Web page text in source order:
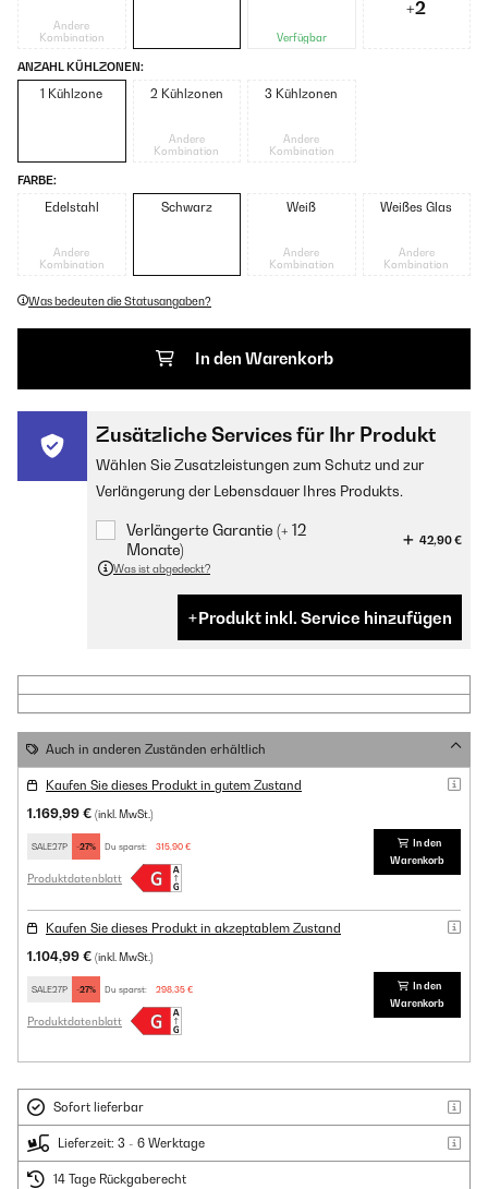
Andere
Kombination
Verfügbar
+2
ANZAHL KÜHLZONEN:
1 Kühlzone 2 Kühlzonen
Andere
Kombination
3 Kühlzonen
Andere
Kombination
FARBE:
Edelstahl
Andere
Kombination
Schwarz Weiß
Andere
Kombination
Weißes Glas
Andere
Kombination
Was bedeuten die Statusangaben?
In den Warenkorb
Zusätzliche Services für Ihr Produkt
Wählen Sie Zusatzleistungen zum Schutz und zur
Verlängerung der Lebensdauer Ihres Produkts.
Verlängerte Garantie (+ 12
Monate)
42,90 €
Was ist abgedeckt?
Produkt inkl. Service hinzufügen
Auch in anderen Zuständen erhältlich
Kaufen Sie dieses Produkt in gutem Zustand
1.169,99 € (inkl. MwSt.)
SALE27P -27% Du sparst: 315,90 €
Produktdatenblatt
In den
Warenkorb
Kaufen Sie dieses Produkt in akzeptablem Zustand
1.104,99 € (inkl. MwSt.)
SALE27P -27% Du sparst: 298,35 €
Produktdatenblatt
In den
Warenkorb
Sofort lieferbar
Lieferzeit: 3 - 6 Werktage
14 Tage Rückgaberecht